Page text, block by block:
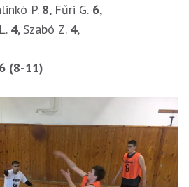
P. 8, Fűri G. 6,
4, Szabó Z. 4,
(8-11)